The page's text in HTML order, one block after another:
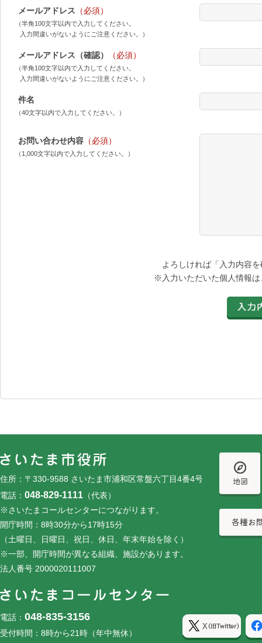
メールアドレス （必須）
（半角100文字以内で入力してください。
入力間違いがないようにご注意ください。）
メールアドレス（確認） （必須）
（半角100文字以内で入力してください。
入力間違いがないようにご注意ください。）
件名
（40文字以内で入力してください。）
お問い合わせ内容 （必須）
（1,000文字以内で入力してください。）
よろしければ「入力内容
※入力いただいた個人情報
住所：〒330-9588 さいたま市浦和区常盤六丁目4番4号
電話： 048-829-1111 （代表）
※さいたまコールセンターにつながります。
開庁時間：8時30分から17時15分
（土曜日、日曜日、祝日、休日、年末年始を除く）
※一部、開庁時間が異なる組織、施設があります。
法人番号 2000020111007
電話： 048-835-3156
受付時間：8時から21時（年中無休）